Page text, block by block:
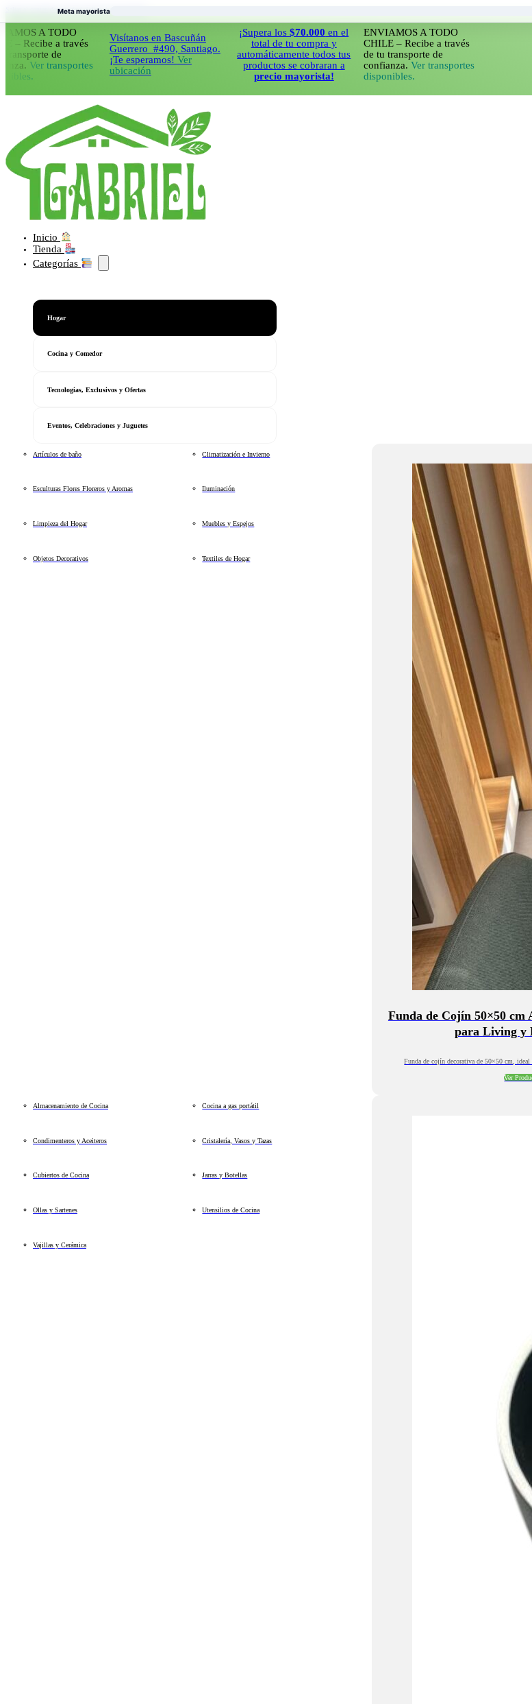
Saltar al contenido principal Saltar al pie de página
A TODO
a través
de
Ver transportes
Visítanos en Bascuñán
Guerrero #490, Santiago.
¡Te esperamos!Ver
ubicación
¡Supera los$70.000en el
total de tu compra y
automáticamente todos tus
productos se cobraran a
precio mayorista!
ENVIAMOS A TODO
CHILE – Recibe a través
de tu transporte de
confianza.Ver transportes
disponibles.
Inicio
Tienda
Categorías
Hogar
Cocina y Comedor
Tecnologias, Exclusivos y Ofertas
Eventos, Celebraciones y Juguetes
Artículos de baño Climatización e Invierno
Esculturas Flores Floreros y Aromas Iluminación
Limpieza del Hogar Muebles y Espejos
Objetos Decorativos Textiles de Hogar
Funda de Cojín 50×50
para Living y
Funda de cojín decorativa de 50×50 cm, ideal
Ver
Almacenamiento de Cocina Cocina a gas portátil
Condimenteros y Aceiteros Cristalería, Vasos y Tazas
Cubiertos de Cocina Jarras y Botellas
Ollas y Sartenes Utensilios de Cocina
Vajillas y Cerámica
Meta mayorista